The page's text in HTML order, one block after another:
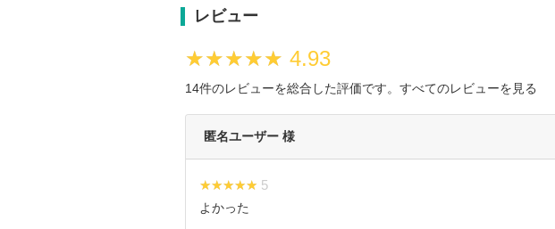
レビュー
★★★★★
★★★★★ 4.93
14件のレビューを総合した評価です。 すべてのレビューを見る
匿名ユーザー 様
★★★★★
★★★★★ 5
よかった